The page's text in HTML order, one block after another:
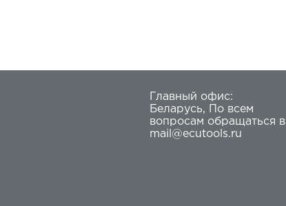
Главный офис:
Беларусь,
По всем
вопросам обращаться в
mail@ecutools.ru